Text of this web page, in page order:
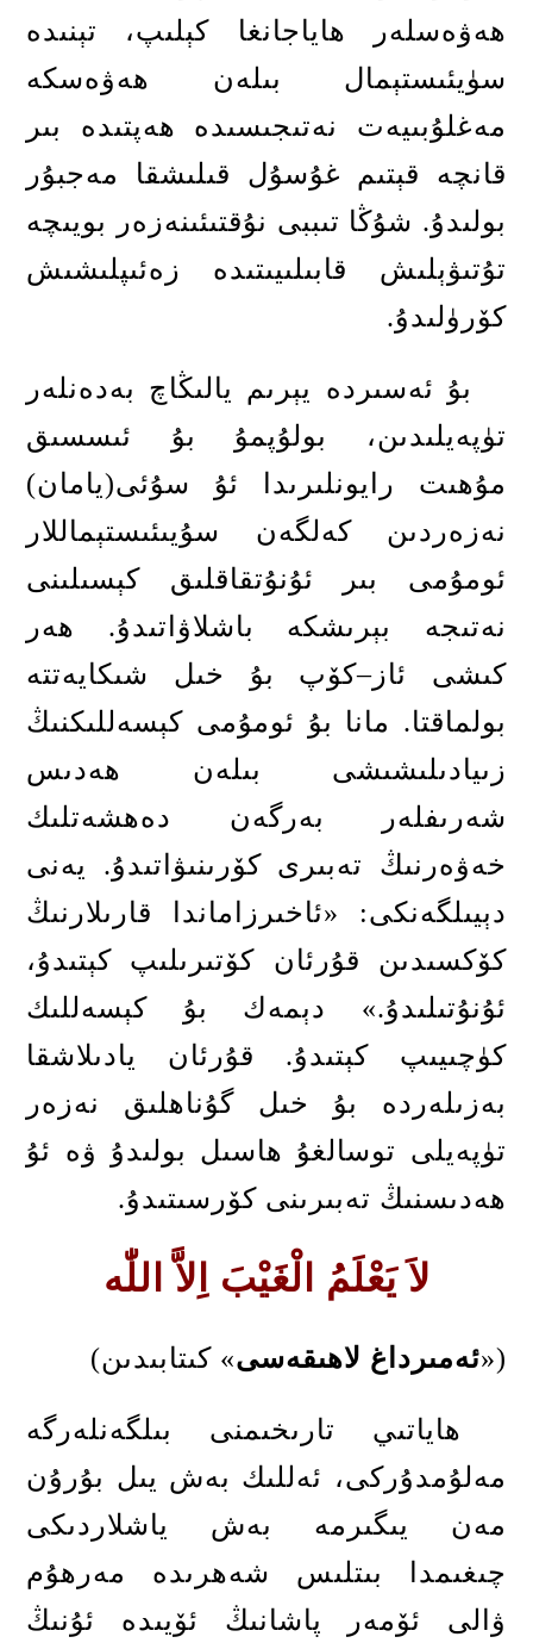
ھەۋەسلەر ھاياجانغا كېلىپ، تېنىدە
سۈيئىستېمال بىلەن ھەۋەسكە
مەغلۇبىيەت نەتىجىسىدە ھەپتىدە بىر
قانچە قېتىم غۇسۇل قىلىشقا مەجبۇر
بولىدۇ. شۇڭا تىببى نۇقتىئىنەزەر بويىچە
تۇتىۋېلىش قابىلىيىتىدە زەئىپلىشىش
كۆرۈلىدۇ.
بۇ ئەسىردە يېرىم يالىڭاچ بەدەنلەر
تۈپەيلىدىن، بولۇپمۇ بۇ ئىسسىق
مۇھىت رايونلىرىدا ئۇ سۇئى(يامان)
نەزەردىن كەلگەن سۇيىئىستېماللار
ئومۇمى بىر ئۇنۇتقاقلىق كېسىلىنى
نەتىجە بېرىشكە باشلاۋاتىدۇ. ھەر
كىشى ئاز –كۆپ بۇ خىل شىكايەتتە
بولماقتا. مانا بۇ ئومۇمى كېسەللىكنىڭ
زىيادىلىشىشى بىلەن ھەدىس
شەرىفلەر بەرگەن دەھشەتلىك
خەۋەرنىڭ تەبىرى كۆرىنىۋاتىدۇ.
يەنى
دېيىلگەنكى: «ئاخىرزاماندا قارىلارنىڭ
كۆكسىدىن قۇرئان كۆتىرىلىپ كېتىدۇ،
ئۇنۇتىلىدۇ.» دېمەك بۇ كېسەللىك
كۈچىيىپ كېتىدۇ. قۇرئان يادىلاشقا
بەزىلەردە بۇ خىل گۇناھلىق نەزەر
تۈپەيلى توسالغۇ ھاسىل بولىدۇ ۋە ئۇ
ھەدىسنىڭ تەبىرىنى كۆرسىتىدۇ.
لاَ يَعْلَمُ الْغَيْبَ اِلاَّ اللّٰه
(«ئەمىرداغ لاھىقەسى»كىتابىدىن)
ھاياتىي تارىخىمنى بىلگەنلەرگە
مەلۇمدۇركى، ئەللىك بەش يىل بۇرۇن
مەن يىگىرمە بەش ياشلاردىكى
چىغىمدا بىتلىس شەھرىدە مەرھۇم
ۋالى ئۆمەر پاشانىڭ ئۆيىدە ئۇنىڭ